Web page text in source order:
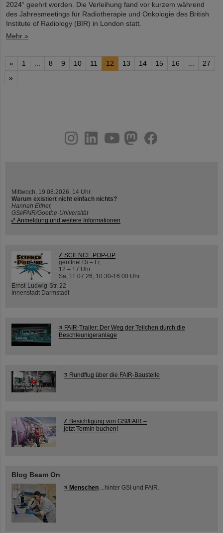
2024“ geehrt worden. Die Verleihung fand vor kurzem während
des Jahresmeetings für Radiotherapie und Onkologie des British
Institute of Radiology (BIR) in London statt.
Mehr »
« 1 ... 8 9 10 11 12 13 14 15 16 ...
27
»
youtube
helmholtz.social
facebook
Mittwoch, 19.08.2026, 14 Uhr
Warum existiert nicht einfach nichts?
Hannah Elfner,
GSI/FAIR/Goethe-Universität
Anmeldung und weitere Informationen
SCIENCE POP-UP
geöffnet Di – Fr,
12 – 17 Uhr
Sa, 11.07.26, 10:30-16:00 Uhr
Ernst-Ludwig-Str. 22
Innenstadt Darmstadt
FAIR-Trailer: Der Weg der Teilchen durch die
Beschleunigeranlage
Rundflug über die FAIR-Baustelle
Besichtigung von GSI/FAIR –
jetzt Termin buchen!
Blog Beam On
Menschen ...hinter GSI und FAIR.